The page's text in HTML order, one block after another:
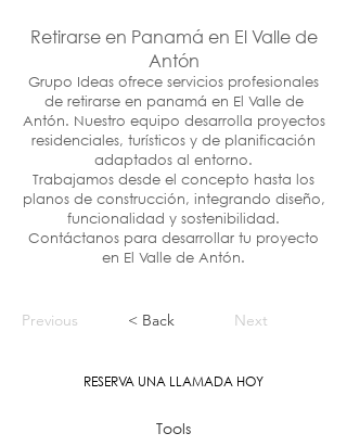
Retirarse en Panamá en El Valle de
Antón
Grupo Ideas ofrece servicios profesionales
de retirarse en panamá en El Valle de
Antón. Nuestro equipo desarrolla proyectos
residenciales, turísticos y de planificación
adaptados al entorno.
Trabajamos desde el concepto hasta los
planos de construcción, integrando diseño,
funcionalidad y sostenibilidad.
Contáctanos para desarrollar tu proyecto
en El Valle de Antón.
Previous < Back Next
RESERVA UNA LLAMADA HOY
Tools